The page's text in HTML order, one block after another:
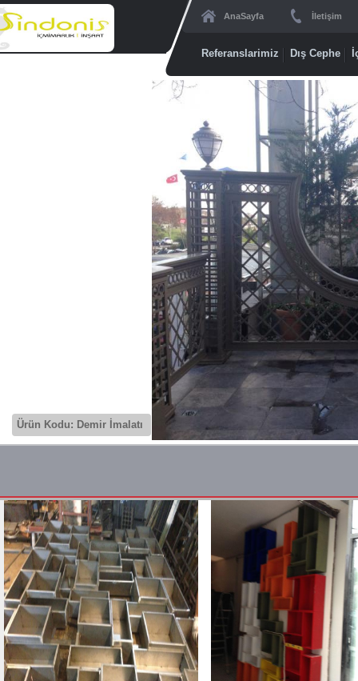
AnaSayfa İletişim
Referanslarimiz Dış Cephe
Demir İmalatı